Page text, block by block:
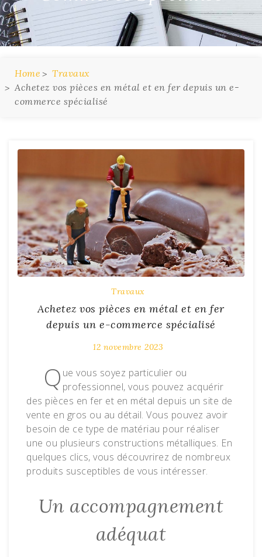
Home
Travaux
Achetez vos pièces en métal et en fer depuis un e-
commerce spécialisé
Travaux
Achetez vos pièces en métal et en fer
depuis un e-commerce spécialisé
12 novembre 2023
Q ue vous soyez particulier ou
professionnel, vous pouvez acquérir
des pièces en fer et en métal depuis un site de
vente en gros ou au détail. Vous pouvez avoir
besoin de ce type de matériau pour réaliser
une ou plusieurs constructions métalliques. En
quelques clics, vous découvrirez de nombreux
produits susceptibles de vous intéresser.
Un accompagnement
adéquat